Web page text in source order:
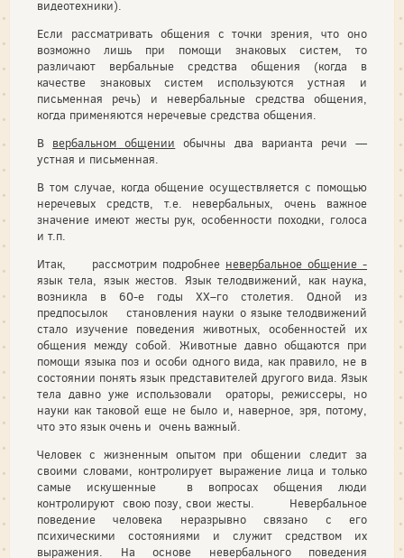
видеотехники).
Если рассматривать общения с точки зрения, что оно
возможно лишь при помощи знаковых систем, то
различают вербальные средства общения (когда в
качестве знаковых систем используются устная и
письменная речь) и невербальные средства общения,
когда применяются неречевые средства общения.
В вербальном общении обычны два варианта речи —
устная и письменная.
В том случае, когда общение осуществляется с помощью
неречевых средств, т.е. невербальных, очень важное
значение имеют жесты рук, особенности походки, голоса
и т.п.
Итак, рассмотрим подробнее невербальное общение -
язык тела, язык жестов. Язык телодвижений, как наука,
возникла в 60-е годы ХХ–го столетия. Одной из
предпосылок становления науки о языке телодвижений
стало изучение поведения животных, особенностей их
общения между собой. Животные давно общаются при
помощи языка поз и особи одного вида, как правило, не в
состоянии понять язык представителей другого вида. Язык
тела давно уже использовали ораторы, режиссеры, но
науки как таковой еще не было и, наверное, зря, потому,
что это язык очень и очень важный.
Человек с жизненным опытом при общении следит за
своими словами, контролирует выражение лица и только
самые искушенные в вопросах общения люди
контролируют свою позу, свои жесты. Невербальное
поведение человека неразрывно связано с его
психическими состояниями и служит средством их
выражения. На основе невербального поведения